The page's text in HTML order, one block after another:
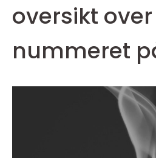
oversikt over
nummeret